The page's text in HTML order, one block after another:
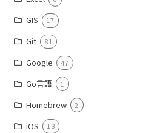
GIS 17
Git 81
Google 47
Go言語 1
Homebrew 2
iOS 18